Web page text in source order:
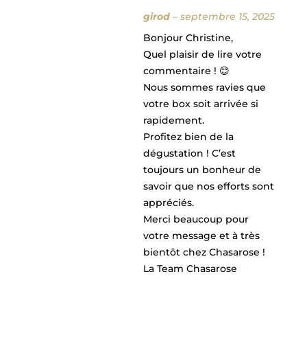
girod – septembre 15, 2025
Bonjour Christine,
Quel plaisir de lire votre
commentaire ! 😊
Nous sommes ravies que
votre box soit arrivée si
rapidement.
Profitez bien de la
dégustation ! C’est
toujours un bonheur de
savoir que nos efforts sont
appréciés.
Merci beaucoup pour
votre message et à très
bientôt chez Chasarose !
La Team Chasarose